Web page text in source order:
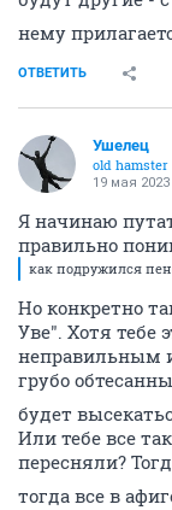
нему
ОТВЕТИТЬ
Ушелец
old hamster
19 мая 2023
Я начинаю
правильно
как подружился
Но конкретно
Уве". Хотя тебе
неправильным
грубо
будет
Или тебе все
пересняли?
тогда все в